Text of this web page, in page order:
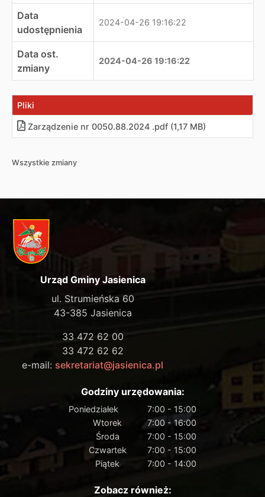
Data
udostępnienia
2024-04-26 19:16:22
Data ost.
zmiany
2024-04-26 19:16:22
Pliki
Zarządzenie nr 0050.88.2024 .pdf (1,17 MB)
Wszystkie zmiany
Urząd Gminy Jasienica
ul. Strumieńska 60
43-385 Jasienica
33 472 62 00
33 472 62 62
e-mail: sekretariat@jasienica.pl
Godziny urzędowania:
Poniedziałek
7:00 - 15:00
Wtorek
7:00 - 16:00
Środa
7:00 - 15:00
Czwartek
7:00 - 15:00
Piątek
7:00 - 14:00
Zobacz również: